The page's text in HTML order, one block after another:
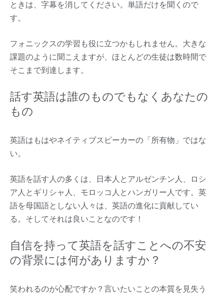
ときは、字幕を消してください。単語だけを聞くので
す。
フォニックスの学習も役に立つかもしれません。大きな
課題のように聞こえますが、ほとんどの生徒は数時間で
そこまで到達します。
話す英語は誰のものでもなくあなたの
もの
英語はもはやネイティブスピーカーの「所有物」ではな
い。
英語を話す人の多くは、日本人とアルゼンチン人、ロシ
ア人とギリシャ人、モロッコ人とハンガリー人です。英
語を母国語としない人々は、英語の進化に貢献してい
る。そしてそれは良いことなのです！
自信を持って英語を話すことへの不安
の背景には何がありますか？
笑われるのが心配ですか？言いたいことの本質を見失う